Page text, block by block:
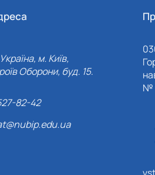
м. Київ,
Оборони, буд. 15.
82-42
№